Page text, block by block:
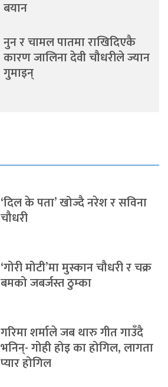
बयान
नुन र चामल पातमा राखिदिएकै
कारण जालिना देवी चौधरीले ज्यान
गुमाइन्
‘दिल के पता’ खोज्दै नरेश र सविना
चौधरी
‘गोरी मोटी’मा मुस्कान चौधरी र चक्र
बमको जबर्जस्त ठुम्का
गरिमा शर्माले जब थारु गीत गाउँदै
भनिन्- गोही होइ का होगिल, लागता
प्यार होगिल